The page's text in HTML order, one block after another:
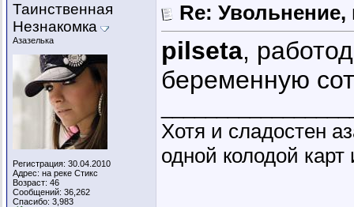
Таинственная
Незнакомка
Азазелька
Регистрация: 30.04.2010
Адрес: на реке Стикс
Возраст: 46
Сообщений: 36,262
Спасибо: 3,983
Re:
pilseta,
беременную
Хотя и сладостен
одной колодой